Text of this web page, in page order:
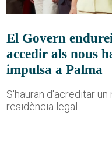
El Govern
accedir als nous
impulsa a Palma
S'hauran d'acreditar
residència legal